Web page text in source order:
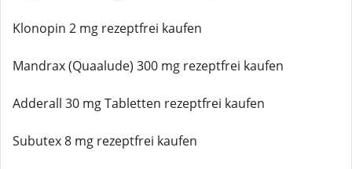
Klonopin 2 mg rezeptfrei kaufen
Mandrax (Quaalude) 300 mg rezeptfrei kaufen
Adderall 30 mg Tabletten rezeptfrei kaufen
Subutex 8 mg rezeptfrei kaufen